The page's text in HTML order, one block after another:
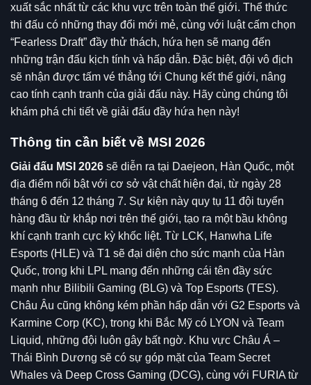
xuất sắc nhất từ các khu vực trên toàn thế giới. Thể thức
thi đấu có những thay đổi mới mẻ, cùng với luật cấm chọn
“Fearless Draft” đầy thử thách, hứa hẹn sẽ mang đến
những trận đấu kịch tính và hấp dẫn. Đặc biệt, đội vô địch
sẽ nhận được tấm vé thẳng tới Chung kết thế giới, nâng
cao tính cạnh tranh của giải đấu này. Hãy cùng chúng tôi
khám phá chi tiết về giải đấu đầy hứa hẹn này!
Thông tin cần biết về MSI 2026
Giải đấu MSI 2026 sẽ diễn ra tại Daejeon, Hàn Quốc, một
địa điểm nổi bật với cơ sở vật chất hiện đại, từ ngày 28
tháng 6 đến 12 tháng 7. Sự kiện này quy tụ 11 đội tuyển
hàng đầu từ khắp nơi trên thế giới, tạo ra một bầu không
khí cạnh tranh cực kỳ khốc liệt. Từ LCK, Hanwha Life
Esports (HLE) và T1 sẽ đại diện cho sức mạnh của Hàn
Quốc, trong khi LPL mang đến những cái tên đầy sức
mạnh như Bilibili Gaming (BLG) và Top Esports (TES).
Châu Âu cũng không kém phần hấp dẫn với G2 Esports và
Karmine Corp (KC), trong khi Bắc Mỹ có LYON và Team
Liquid, những đội luôn gây bất ngờ. Khu vực Châu Á –
Thái Bình Dương sẽ có sự góp mặt của Team Secret
Whales và Deep Cross Gaming (DCG), cùng với FURIA từ